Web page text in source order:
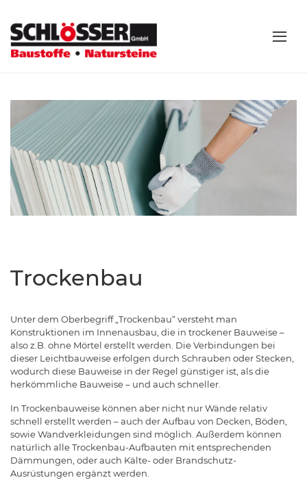
Trockenbau
Unter dem Oberbegriff „Trockenbau“ versteht man
Konstruktionen im Innenausbau, die in trockener Bauweise –
also z.B. ohne Mörtel erstellt werden. Die Verbindungen bei
dieser Leichtbauweise erfolgen durch Schrauben oder Stecken,
wodurch diese Bauweise in der Regel günstiger ist, als die
herkömmliche Bauweise – und auch schneller.
In Trockenbauweise können aber nicht nur Wände relativ
schnell erstellt werden – auch der Aufbau von Decken, Böden,
sowie Wandverkleidungen sind möglich. Außerdem können
natürlich alle Trockenbau-Aufbauten mit entsprechenden
Dämmungen, oder auch Kälte- oder Brandschutz-
Ausrüstungen ergänzt werden.